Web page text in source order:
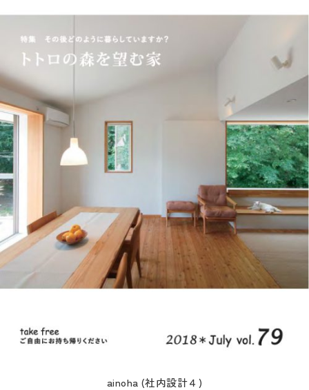
ainoha (社内設計４)